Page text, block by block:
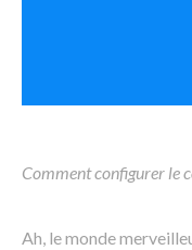
Comment configurer le
Ah, le monde